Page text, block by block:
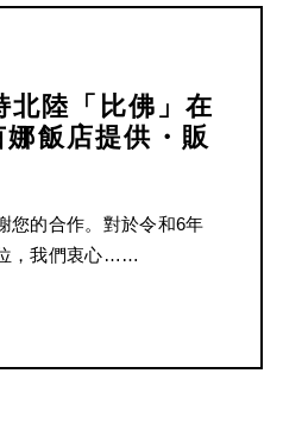
北陸「比佛」在
飯店提供・販
的合作。對於令和6年
，我們衷心……